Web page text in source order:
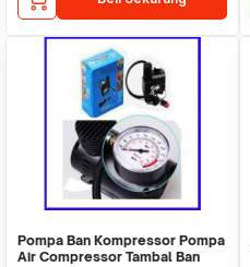
Pompa Ban Kompressor Pompa
Air Compressor Tambal Ban